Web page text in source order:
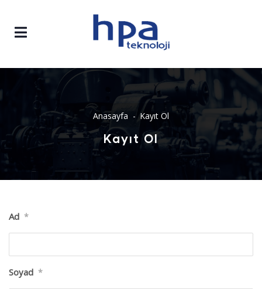
Anasayfa Kayıt Ol
Kayıt Ol
Ad *
Soyad *